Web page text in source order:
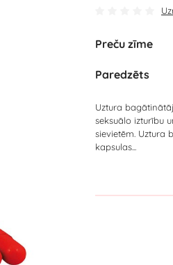
Preču zīme
Paredzēts
Uztura
seksuālo izturību
sievietēm. Uztura
kapsulas...